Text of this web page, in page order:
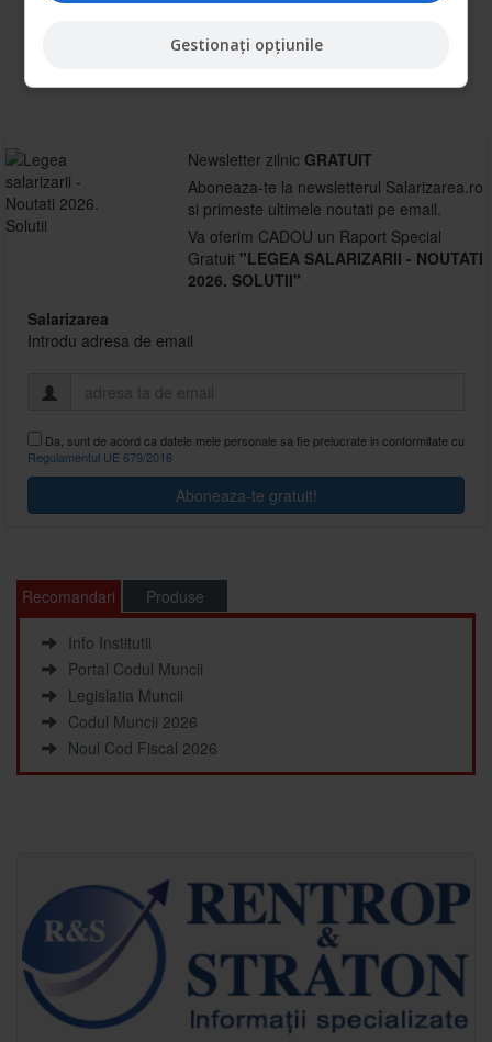
ORDINE PUBLICA SI SECURITATE
Newsletter zilnic GRATUIT
Aboneaza-te la newsletterul Salarizarea.ro
si primeste ultimele noutati pe email.
Va oferim CADOU un Raport Special
Gratuit "LEGEA SALARIZARII - NOUTATI
2026. SOLUTII"
Salarizarea
Introdu adresa de email
Da, sunt de acord ca datele mele personale sa fie prelucrate in conformitate cu
Regulamentul UE 679/2016
Recomandari Produse
Info Institutii
Portal Codul Muncii
Legislatia Muncii
Codul Muncii 2026
Noul Cod Fiscal 2026
Gestionați opțiunile